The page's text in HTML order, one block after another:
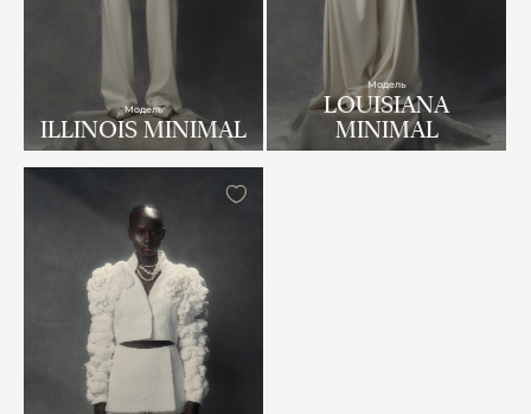
Модель
ILLINOIS MINIMAL
Модель
LOUISIANA
MINIMAL